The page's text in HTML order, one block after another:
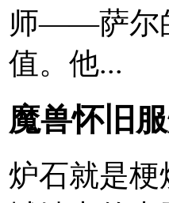
师——萨尔
值。他...
魔兽怀旧
炉石就是